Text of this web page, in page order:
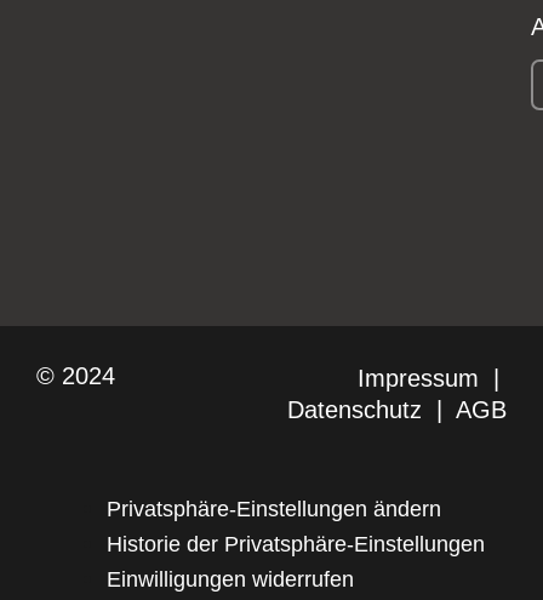
© 2024 Impressum
Datenschutz
AGB
Privatsphäre-Einstellungen ändern
Historie der Privatsphäre-Einstellungen
Einwilligungen widerrufen